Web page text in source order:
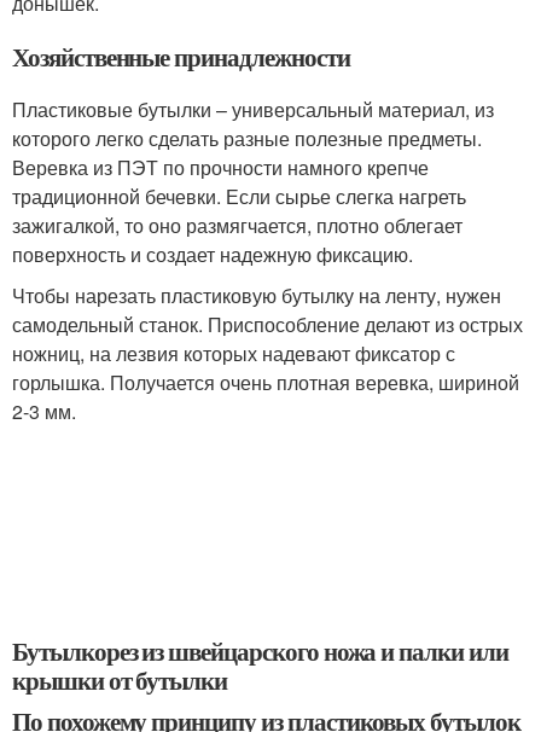
Хозяйственные принадлежности
Пластиковые бутылки – универсальный материал, из
которого легко сделать разные полезные предметы.
Веревка из ПЭТ по прочности намного крепче
традиционной бечевки. Если сырье слегка нагреть
зажигалкой, то оно размягчается, плотно облегает
поверхность и создает надежную фиксацию.
Чтобы нарезать пластиковую бутылку на ленту, нужен
самодельный станок. Приспособление делают из острых
ножниц, на лезвия которых надевают фиксатор с
горлышка. Получается очень плотная веревка, шириной
2-3 мм.
Бутылкорез из швейцарского ножа и палки или
крышки от бутылки
По похожему принципу из пластиковых бутылок